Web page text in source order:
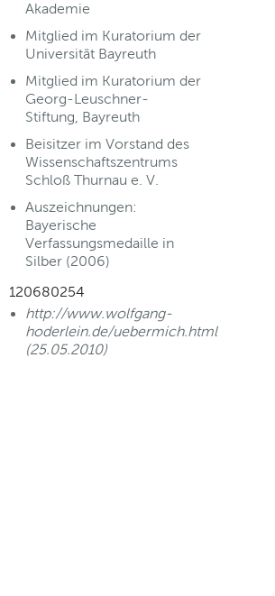
Akademie
Mitglied im Kuratorium der
Universität Bayreuth
Mitglied im Kuratorium der
Georg-Leuschner-
Stiftung, Bayreuth
Beisitzer im Vorstand des
Wissenschaftszentrums
Schloß Thurnau e. V.
Auszeichnungen:
Bayerische
Verfassungsmedaille in
Silber (2006)
120680254
http://www.wolfgang-
hoderlein.de/uebermich.html
(25.05.2010)